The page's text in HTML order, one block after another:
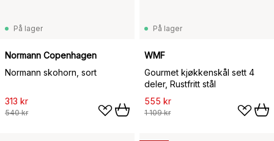
På lager
Normann Copenhagen
Normann skohorn, sort
313 kr
540 kr
På lager
WMF
Gourmet kjøkkenskål sett 4
deler, Rustfritt stål
555 kr
1 109 kr